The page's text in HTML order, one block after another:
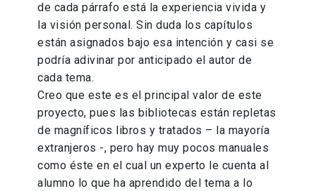
de cada párrafo está la experiencia vivida y
la visión personal. Sin duda los capítulos
están asignados bajo esa intención y casi se
podría adivinar por anticipado el autor de
cada tema.
Creo que este es el principal valor de este
proyecto, pues las bibliotecas están repletas
de magníficos libros y tratados – la mayoría
extranjeros -, pero hay muy pocos manuales
como éste en el cual un experto le cuenta al
alumno lo que ha aprendido del tema a lo